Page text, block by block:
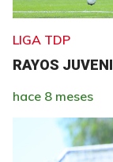
LIGA TDP
RAYOS
hace 8 meses